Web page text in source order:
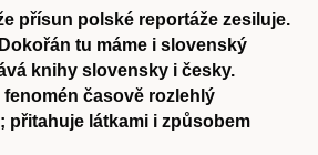
přísun polské reportáže zesiluje.
tu máme i slovenský
knihy slovensky i česky.
fenomén časově rozlehlý
přitahuje látkami i způsobem